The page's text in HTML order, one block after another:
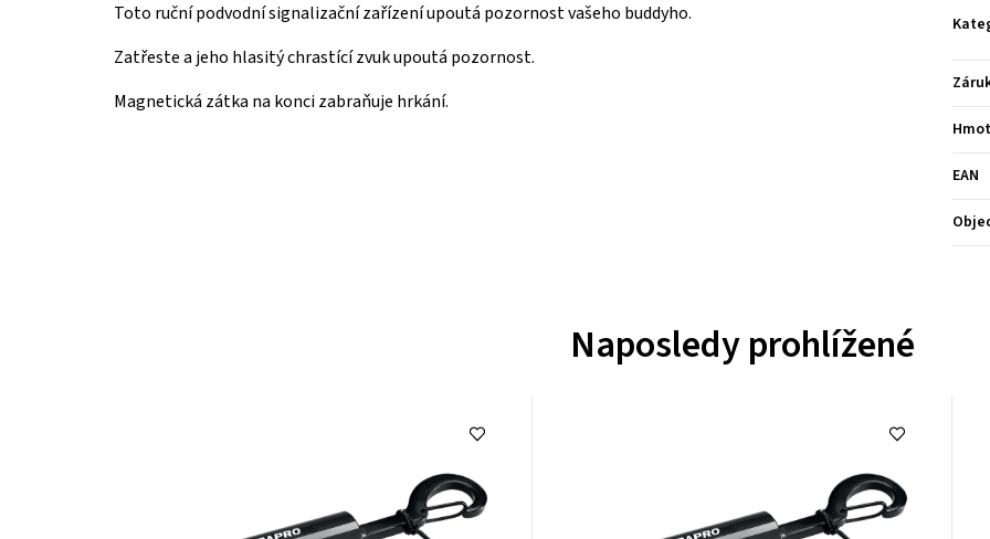
Toto ruční podvodní signalizační zařízení upoutá pozornost vašeho buddyho.
Zatřeste a jeho hlasitý chrastící zvuk upoutá pozornost.
Magnetická zátka na konci zabraňuje hrkání.
EAN
Naposledy prohlížené